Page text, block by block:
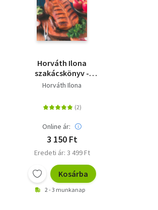
Horváth Ilona
szakácskönyv -
puhatáblás
Horváth Ilona
Online ár:
3 150 Ft
Eredeti ár: 3 499 Ft
Kosárba
2 - 3 munkanap